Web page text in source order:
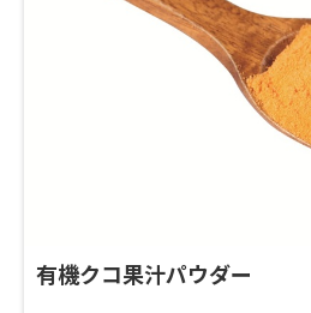
有機クコ果汁パウダー